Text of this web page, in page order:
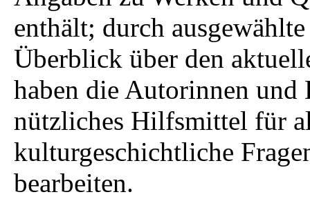
enthält; durch
Überblick über den
haben die Autorinnen und
nützliches Hilfsmittel für
kulturgeschichtliche
bearbeiten.